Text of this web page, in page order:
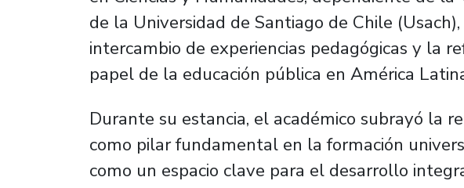
de la Universidad de Santiago de Chile
intercambio de experiencias pedagógicas y la
papel de la educación pública en América
Durante su estancia, el académico subrayó la
como pilar fundamental en la formación
como un espacio clave para el desarrollo